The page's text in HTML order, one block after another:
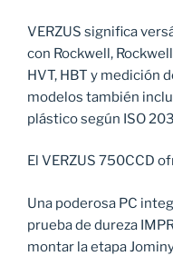
VERZUS significa
con Rockwell,
HVT, HBT y medición
modelos también
plástico según ISO
El VERZUS 750CCD
Una poderosa PC
prueba de dureza
montar la etapa